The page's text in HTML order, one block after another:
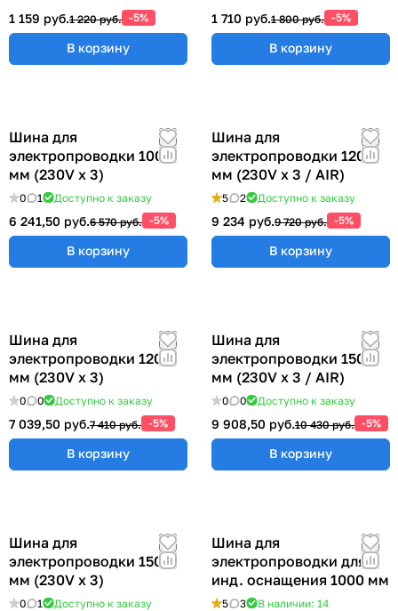
1 159 руб.1 220 руб. -5%
В корзину
1 710 руб.1 800 руб. -5%
В корзину
Шина для
электропроводки 1000
мм (230V x 3)
0 1 Доступно к заказу
6 241,50 руб.6 570 руб. -5%
В корзину
Шина для
электропроводки 1200
мм (230V x 3 / AIR)
5 2 Доступно к заказу
9 234 руб.9 720 руб. -5%
В корзину
Шина для
электропроводки 1200
мм (230V x 3)
0 0 Доступно к заказу
7 039,50 руб.7 410 руб. -5%
В корзину
Шина для
электропроводки 1500
мм (230V x 3 / AIR)
0 0 Доступно к заказу
9 908,50 руб.10 430 руб. -5%
В корзину
Шина для
электропроводки 1500
мм (230V x 3)
0 1 Доступно к заказу
Шина для
электропроводки для
инд. оснащения 1000 мм
5 3 В наличии: 14